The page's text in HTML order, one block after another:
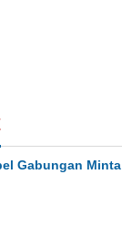
Gabungan Minta